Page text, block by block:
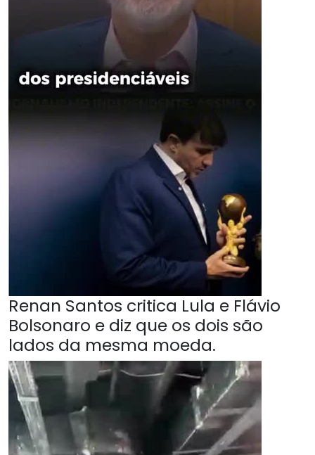
Renan Santos critica Lula e Flávio
Bolsonaro e diz que os dois são
lados da mesma moeda.